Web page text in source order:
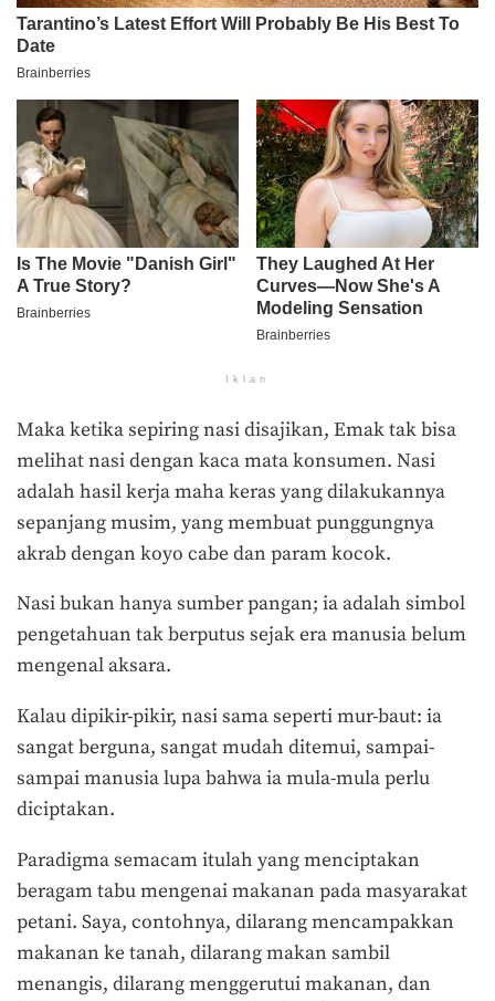
Iklan
Maka ketika sepiring nasi disajikan, Emak tak bisa
melihat nasi dengan kaca mata konsumen. Nasi
adalah hasil kerja maha keras yang dilakukannya
sepanjang musim, yang membuat punggungnya
akrab dengan koyo cabe dan param kocok.
Nasi bukan hanya sumber pangan; ia adalah simbol
pengetahuan tak berputus sejak era manusia belum
mengenal aksara.
Kalau dipikir-pikir, nasi sama seperti mur-baut: ia
sangat berguna, sangat mudah ditemui, sampai-
sampai manusia lupa bahwa ia mula-mula perlu
diciptakan.
Paradigma semacam itulah yang menciptakan
beragam tabu mengenai makanan pada masyarakat
petani. Saya, contohnya, dilarang mencampakkan
makanan ke tanah, dilarang makan sambil
menangis, dilarang menggerutui makanan, dan